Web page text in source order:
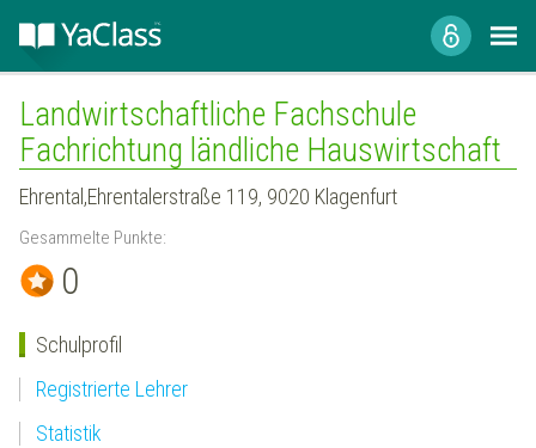
Landwirtschaftliche Fachschule
Fachrichtung ländliche Hauswirtschaft
Ehrental,Ehrentalerstraße 119, 9020 Klagenfurt
Gesammelte Punkte:
0
Schulprofil
Registrierte Lehrer
Statistik